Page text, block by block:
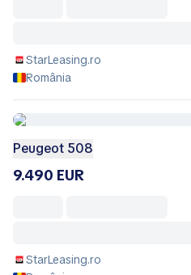
StarLeasing.ro
România
Peugeot 508
9.490 EUR
StarLeasing.ro